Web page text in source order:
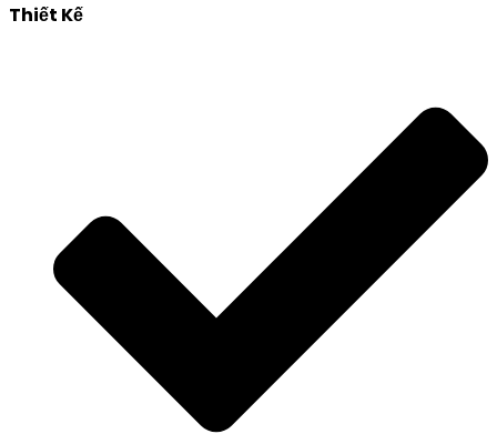
Thiết Kế